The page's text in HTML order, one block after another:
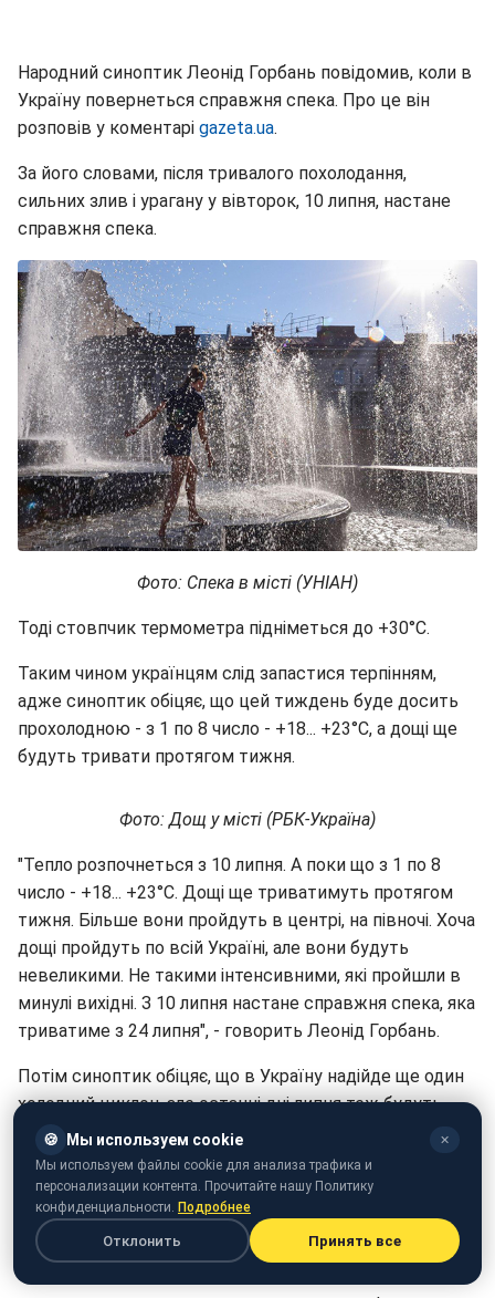
Народний синоптик Леонід Горбань повідомив, коли в
Україну повернеться справжня спека. Про це він
розповів у коментарі gazeta.ua.
За його словами, після тривалого похолодання,
сильних злив і урагану у вівторок, 10 липня, настане
справжня спека.
Фото: Спека в місті (УНІАН)
Тоді стовпчик термометра підніметься до +30°С.
Таким чином українцям слід запастися терпінням,
адже синоптик обіцяє, що цей тиждень буде досить
прохолодною - з 1 по 8 число - +18... +23°С, а дощі ще
будуть тривати протягом тижня.
Фото: Дощ у місті (РБК-Україна)
"Тепло розпочнеться з 10 липня. А поки що з 1 по 8
число - +18... +23°С. Дощі ще триватимуть протягом
тижня. Більше вони пройдуть в центрі, на півночі. Хоча
дощі пройдуть по всій Україні, але вони будуть
невеликими. Не такими інтенсивними, які пройшли в
минулі вихідні. З 10 липня настане справжня спека, яка
триватиме з 24 липня", - говорить Леонід Горбань.
Потім синоптик обіцяє, що в Україну надійде ще один
холодний циклон, але останні дні липня теж будуть
спекотні.
У свою чергу, в Укргідрометцентрі відзначили, що
протягом наступних днів температура буде
поступово підвищуватися від +18... +22°С і дійде до
+30°С. Найтепліше буде на півдні та сході нашої країни.
🍪 Мы используем cookie ✕
Мы используем файлы cookie для анализа трафика и
персонализации контента. Прочитайте нашу Политику
конфиденциальности. Подробнее
Отклонить Принять все